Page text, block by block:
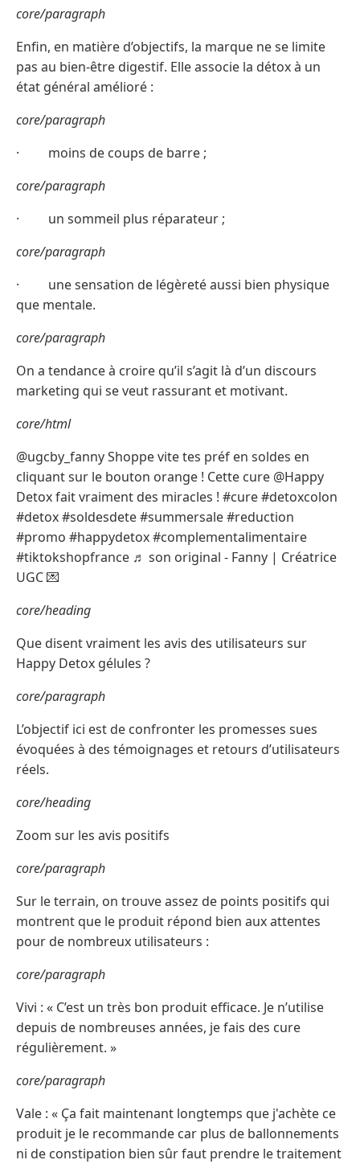
core/paragraph
Enfin, en matière d’objectifs, la marque ne se limite
pas au bien-être digestif. Elle associe la détox à un
état général amélioré :
core/paragraph
· moins de coups de barre ;
core/paragraph
· un sommeil plus réparateur ;
core/paragraph
· une sensation de légèreté aussi bien physique
que mentale.
core/paragraph
On a tendance à croire qu’il s’agit là d’un discours
marketing qui se veut rassurant et motivant.
core/html
@ugcby_fanny Shoppe vite tes préf en soldes en
cliquant sur le bouton orange ! Cette cure @Happy
Detox fait vraiment des miracles ! #cure #detoxcolon
#detox #soldesdete #summersale #reduction
#promo #happydetox #complementalimentaire
#tiktokshopfrance ♬ son original - Fanny | Créatrice
UGC 💌
core/heading
Que disent vraiment les avis des utilisateurs sur
Happy Detox gélules ?
core/paragraph
L’objectif ici est de confronter les promesses sues
évoquées à des témoignages et retours d’utilisateurs
réels.
core/heading
Zoom sur les avis positifs
core/paragraph
Sur le terrain, on trouve assez de points positifs qui
montrent que le produit répond bien aux attentes
pour de nombreux utilisateurs :
core/paragraph
Vivi : « C’est un très bon produit efficace. Je n’utilise
depuis de nombreuses années, je fais des cure
régulièrement. »
core/paragraph
Vale : « Ça fait maintenant longtemps que j'achète ce
produit je le recommande car plus de ballonnements
ni de constipation bien sûr faut prendre le traitement